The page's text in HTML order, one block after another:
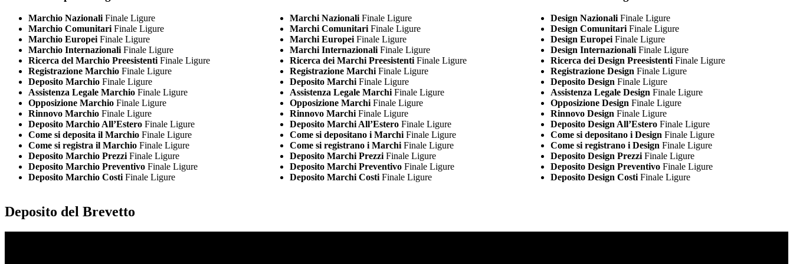
Marchio Nazionali Finale Ligure
Marchio Comunitari Finale Ligure
Marchio Europei Finale Ligure
Marchio Internazionali Finale Ligure
Ricerca del Marchio Preesistenti Finale Ligure
Registrazione Marchio Finale Ligure
Deposito Marchio Finale Ligure
Assistenza Legale Marchio Finale Ligure
Opposizione Marchio Finale Ligure
Rinnovo Marchio Finale Ligure
Deposito Marchio All’Estero Finale Ligure
Come si deposita il Marchio Finale Ligure
Come si registra il Marchio Finale Ligure
Deposito Marchio Prezzi Finale Ligure
Deposito Marchio Preventivo Finale Ligure
Deposito Marchio Costi Finale Ligure
Marchi NazionaliFinale Ligure
Marchi ComunitariFinale Ligure
Marchi EuropeiFinale Ligure
Marchi InternazionaliFinale Ligure
Ricerca dei Marchi PreesistentiFinale Ligure
Registrazione MarchiFinale Ligure
Deposito MarchiFinale Ligure
Assistenza Legale MarchiFinale Ligure
Opposizione MarchiFinale Ligure
Rinnovo MarchiFinale Ligure
Deposito Marchi All’EsteroFinale Ligure
Come si depositano i MarchiFinale Ligure
Come si registrano i MarchiFinale Ligure
Deposito Marchi PrezziFinale Ligure
Deposito Marchi PreventivoFinale Ligure
Deposito Marchi CostiFinale Ligure
Design Nazionali Finale Ligure
Design Comunitari Finale Ligure
Design Europei Finale Ligure
Design Internazionali Finale Ligure
Ricerca dei Design Preesistenti Finale Ligure
Registrazione Design Finale Ligure
Deposito Design Finale Ligure
Assistenza Legale Design Finale Ligure
Opposizione Design Finale Ligure
Rinnovo Design Finale Ligure
Deposito Design All’Estero Finale Ligure
Come si depositano i Design Finale Ligure
Come si registrano i Design Finale Ligure
Deposito Design Prezzi Finale Ligure
Deposito Design Preventivo Finale Ligure
Deposito Design Costi Finale Ligure
Deposito del Brevetto